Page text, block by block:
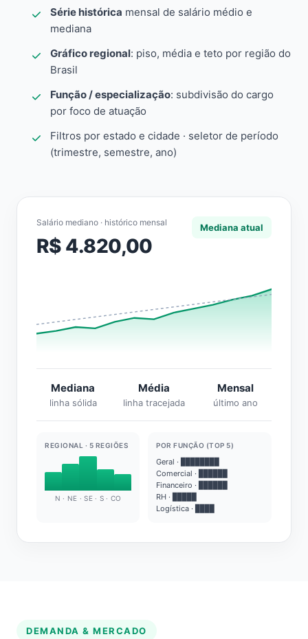
Série histórica mensal de salário médio e
mediana
Gráfico regional: piso, média e teto por região do
Brasil
Função / especialização: subdivisão do cargo
por foco de atuação
Filtros por estado e cidade · seletor de período
(trimestre, semestre, ano)
Salário mediano · histórico mensal
R$ 4.820,00
Mediana atual
Mediana
linha sólida
Média
linha tracejada
Mensal
último ano
REGIONAL · 5 REGIÕES
N · NE · SE · S · CO
POR FUNÇÃO (TOP 5)
Geral · ████████
Comercial · ██████
Financeiro · ██████
RH · █████
Logística · ████
DEMANDA & MERCADO